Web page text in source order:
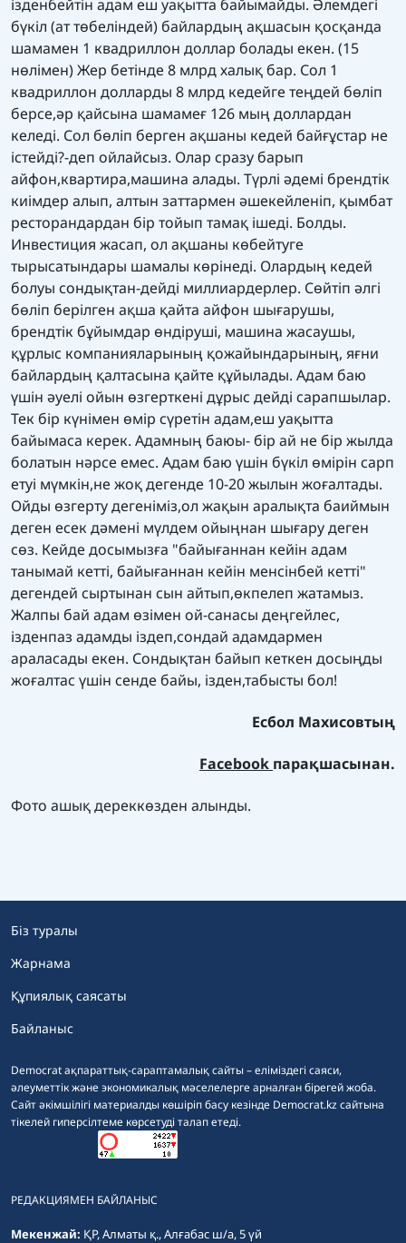
ізденбейтін адам еш уақытта байымайды. Әлемдегі
бүкіл (ат төбеліндей) байлардың ақшасын қосқанда
шамамен 1 квадриллон доллар болады екен. (15
нөлімен) Жер бетінде 8 млрд халық бар. Сол 1
квадриллон долларды 8 млрд кедейге теңдей бөліп
берсе,әр қайсына шамамеғ 126 мың доллардан
келеді. Сол бөліп берген ақшаны кедей байғұстар не
істейді?-деп ойлайсыз. Олар сразу барып
айфон,квартира,машина алады. Түрлі әдемі брендтік
киімдер алып, алтын заттармен әшекейленіп, қымбат
ресторандардан бір тойып тамақ ішеді. Болды.
Инвестиция жасап, ол ақшаны көбейтуге
тырысатындары шамалы көрінеді. Олардың кедей
болуы сондықтан-дейді миллиардерлер. Сөйтіп әлгі
бөліп берілген ақша қайта айфон шығарушы,
брендтік бұйымдар өндіруші, машина жасаушы,
құрлыс компанияларының қожайындарының, яғни
байлардың қалтасына қайте құйылады. Адам баю
үшін әуелі ойын өзгерткені дұрыс дейді сарапшылар.
Тек бір күнімен өмір сүретін адам,еш уақытта
байымаса керек. Адамның баюы- бір ай не бір жылда
болатын нәрсе емес. Адам баю үшін бүкіл өмірін сарп
етуі мүмкін,не жоқ дегенде 10-20 жылын жоғалтады.
Ойды өзгерту дегеніміз,ол жақын аралықта баиймын
деген есек дәмені мүлдем ойыңнан шығару деген
сөз. Кейде досымызға "байығаннан кейін адам
танымай кетті, байығаннан кейін менсінбей кетті"
дегендей сыртынан сын айтып,өкпелеп жатамыз.
Жалпы бай адам өзімен ой-санасы деңгейлес,
ізденпаз адамды іздеп,сондай адамдармен
араласады екен. Сондықтан байып кеткен досыңды
жоғалтас үшін сенде байы, ізден,табысты бол!
Есбол Махисовтың
Facebook парақшасынан.
Фото ашық дереккөзден алынды.
Democrat ақпараттық-сараптамалық сайты – еліміздегі саяси,
әлеуметтік және экономикалық мәселелерге арналған бірегей жоба.
Сайт әкімшілігі материалды көшіріп басу кезінде Democrat.kz сайтына
тікелей гиперсілтеме көрсетуді талап етеді.
Біз туралы
Жарнама
Құпиялық саясаты
Байланыс
РЕДАКЦИЯМЕН БАЙЛАНЫС
Мекенжай: ҚР, Алматы қ., Алғабас ш/а, 5 үй